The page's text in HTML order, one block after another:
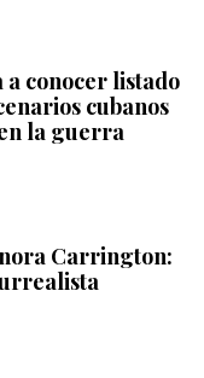
a conocer listado
cubanos
la guerra
Carrington: